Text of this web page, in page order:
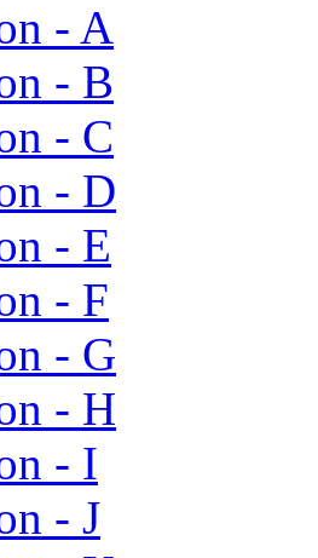
- A
- B
- C
- D
- E
- F
- G
- H
- I
- J